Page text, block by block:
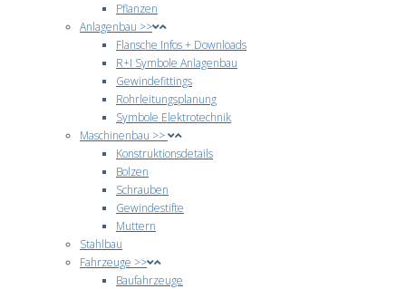
Pflanzen
Anlagenbau >>
Flansche Infos + Downloads
R+I Symbole Anlagenbau
Gewindefittings
Rohrleitungsplanung
Symbole Elektrotechnik
Maschinenbau >>
Konstruktionsdetails
Bolzen
Schrauben
Gewindestifte
Muttern
Stahlbau
Fahrzeuge >>
Baufahrzeuge